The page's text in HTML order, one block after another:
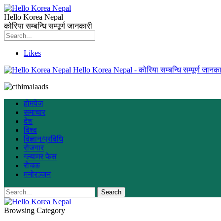
Hello Korea Nepal
कोरिया सम्बन्धि सम्पूर्ण जानकारी
Likes
Hello Korea Nepal - कोरिया सम्बन्धि सम्पूर्ण
होमपेज
समाचार
देश
विश्व
विज्ञान/प्रविधि
रोजगार
ग्ल्यामर फेस
रोचक
मनोरञ्जन
Browsing Category